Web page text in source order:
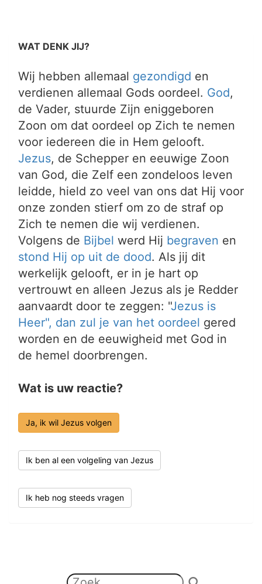
WAT DENK JIJ?
Wij hebben allemaal gezondigd en
verdienen allemaal Gods oordeel. God,
de Vader, stuurde Zijn eniggeboren
Zoon om dat oordeel op Zich te nemen
voor iedereen die in Hem gelooft.
Jezus, de Schepper en eeuwige Zoon
van God, die Zelf een zondeloos leven
leidde, hield zo veel van ons dat Hij voor
onze zonden stierf om zo de straf op
Zich te nemen die wij verdienen.
Volgens de Bijbel werd Hij begraven en
stond Hij op uit de dood. Als jij dit
werkelijk gelooft, er in je hart op
vertrouwt en alleen Jezus als je Redder
aanvaardt door te zeggen: "Jezus is
Heer", dan zul je van het oordeel gered
worden en de eeuwigheid met God in
de hemel doorbrengen.
Wat is uw reactie?
Ja, ik wil Jezus volgen
Ik ben al een volgeling van Jezus
Ik heb nog steeds vragen